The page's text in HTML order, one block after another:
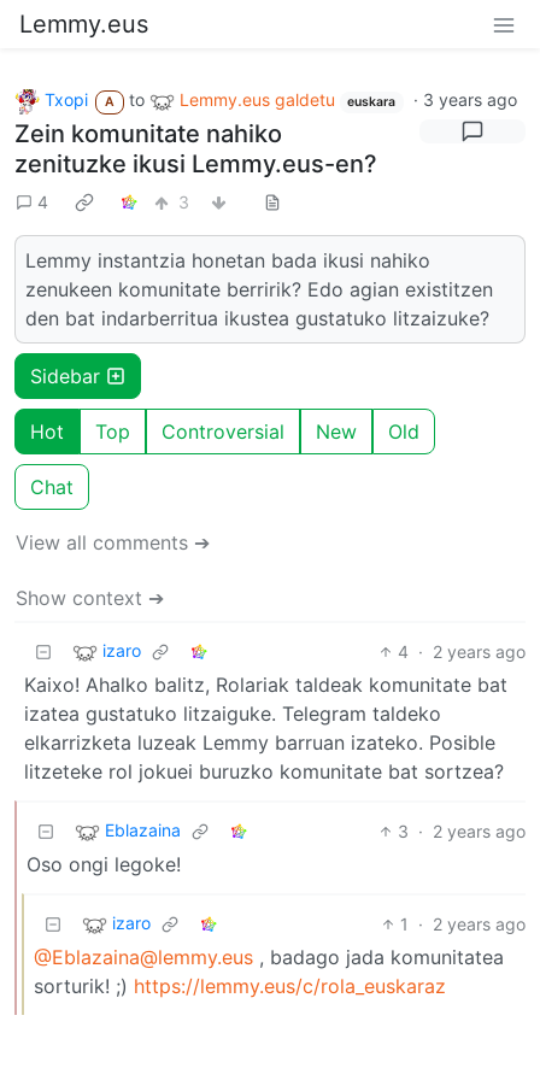
Lemmy.eus
Txopi A to Lemmy.eus galdetu euskara · 3 years ago
Zein komunitate nahiko
zenituzke ikusi Lemmy.eus-en?
4 3
Lemmy instantzia honetan bada ikusi nahiko
zenukeen komunitate berririk? Edo agian existitzen
den bat indarberritua ikustea gustatuko litzaizuke?
Sidebar
Hot Top Controversial New Old
Chat
View all comments ➔
Show context ➔
izaro 4 · 2 years ago
Kaixo! Ahalko balitz, Rolariak taldeak komunitate bat
izatea gustatuko litzaiguke. Telegram taldeko
elkarrizketa luzeak Lemmy barruan izateko. Posible
litzeteke rol jokuei buruzko komunitate bat sortzea?
Eblazaina 3 · 2 years ago
Oso ongi legoke!
izaro 1 · 2 years ago
@Eblazaina@lemmy.eus , badago jada komunitatea
sorturik! ;) https://lemmy.eus/c/rola_euskaraz